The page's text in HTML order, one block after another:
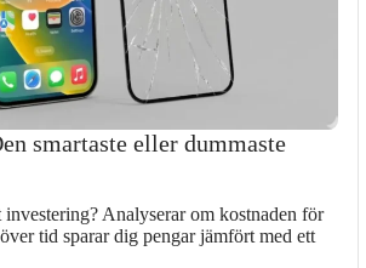
smartaste eller dummaste
Analyserar om kostnaden för
tid sparar dig pengar jämfört med ett